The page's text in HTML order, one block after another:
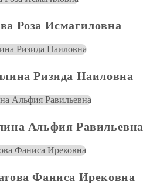
Роза Исмагиловна
Ризида Наиловна
Альфия Равильевна
Фаниса Ирековна